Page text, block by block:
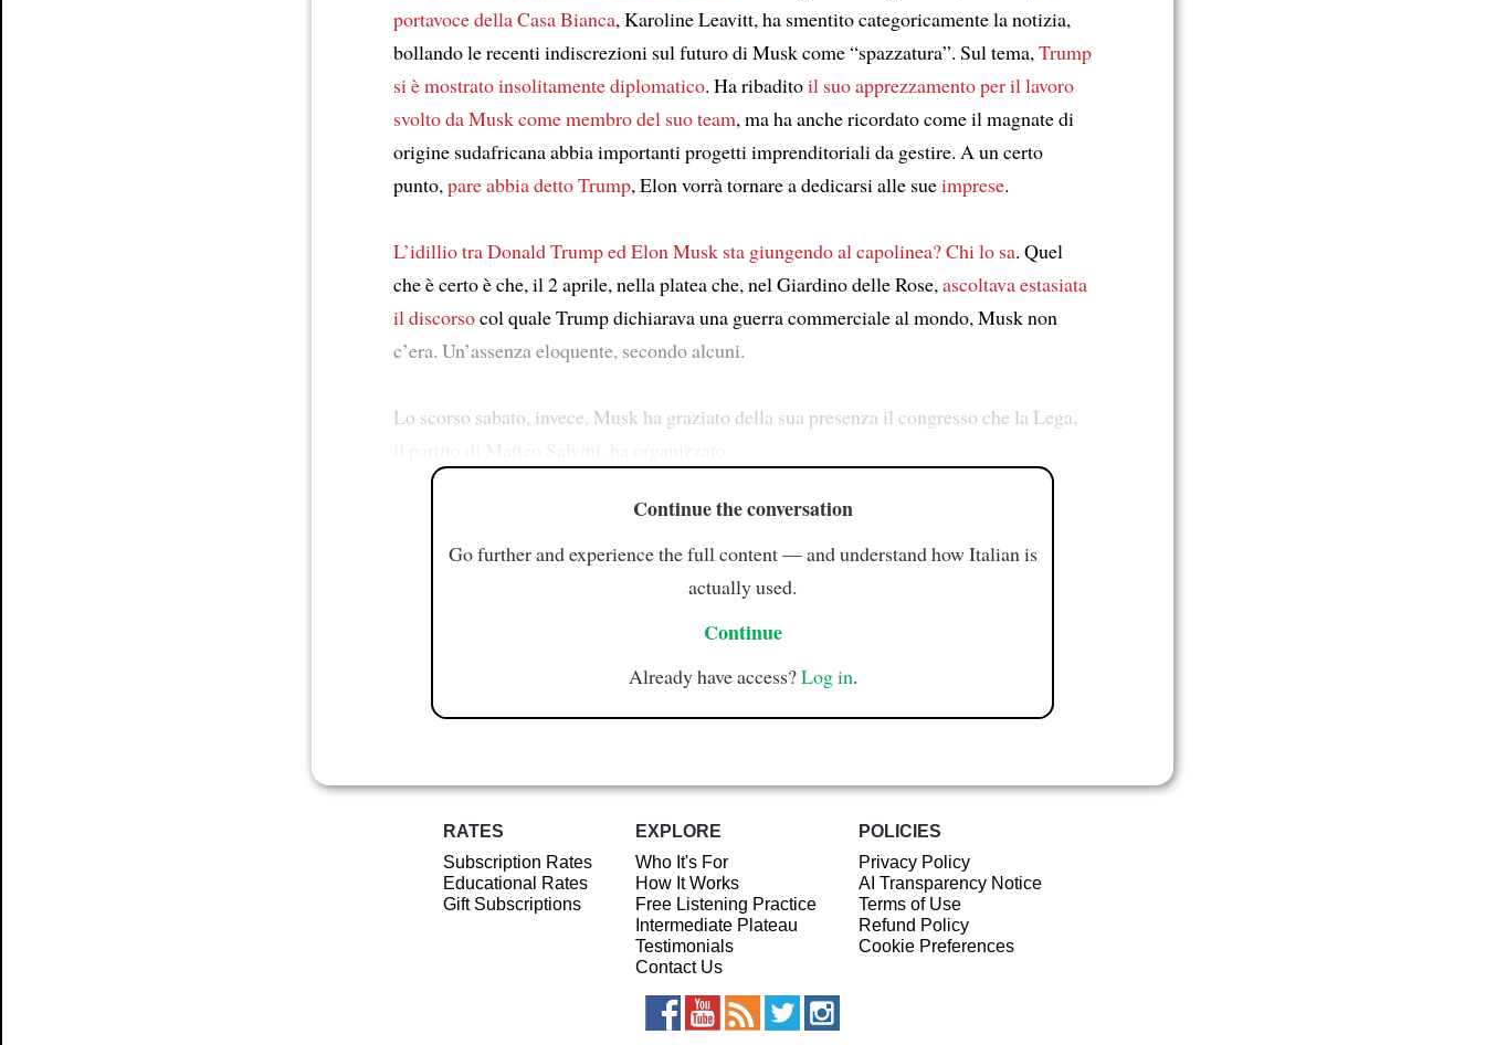
portavoce della Casa Bianca, Karoline Leavitt, ha smentito categoricamente la notizia,
bollando le recenti indiscrezioni sul futuro di Musk come “spazzatura”. Sul tema, Trump
si è mostrato insolitamente diplomatico. Ha ribaditoil suo apprezzamento per il lavoro
svolto da Musk come membro del suo team, ma ha anche ricordato come il magnate di
origine sudafricana abbia importanti progetti imprenditoriali da gestire. A un certo
punto, pare abbia detto Trump, Elon vorrà tornare a dedicarsi alle sueimprese.
L’idillio tra Donald Trump ed Elon Musk sta giungendo al capolinea?Chi lo sa. Quel
che è certo è che, il 2 aprile, nella platea che, nel Giardino delle Rose, ascoltava estasiata
il discorsocol quale Trump dichiarava una guerra commerciale al mondo, Musk non
c’era. Un’assenza eloquente, secondo alcuni.
Lo scorso sabato, invece, Musk ha graziato della sua presenza il congresso che la Lega,
Continue the conversation
Go further and experience the full content — and understand how Italian is
actually used.
Continue
Already have access?Log in.
RATES
Subscription Rates
Educational Rates
Gift Subscriptions
EXPLORE
Who It's For
How It Works
Free Listening Practice
Intermediate Plateau
Testimonials
Contact Us
POLICIES
Privacy Policy
AI Transparency Notice
Terms of Use
Refund Policy
Cookie Preferences